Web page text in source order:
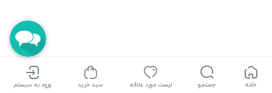
خانه جستجو لیست مورد علاقه سبد خرید ورود به سیستم